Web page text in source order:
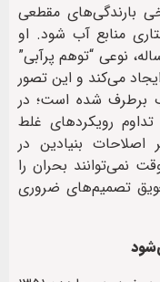
بارندگی‌های مقطعی
منابع آب شود. او
نوعی “توهم پرآبی”
می‌کند و این تصور
برطرف شده است؛ در
رویکردهای غلط
اصلاحات بنیادین در
نمی‌توانند بحران را
تصمیم‌های ضروری